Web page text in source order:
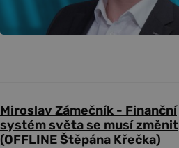
Miroslav Zámečník - Finanční
systém světa se musí změnit
(OFFLINE Štěpána Křečka)